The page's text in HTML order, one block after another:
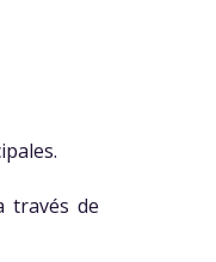
través de